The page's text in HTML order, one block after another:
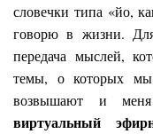
словечки типа «йо,
говорю в жизни.
передача мыслей,
темы, о которых мы
возвышают и
виртуальный